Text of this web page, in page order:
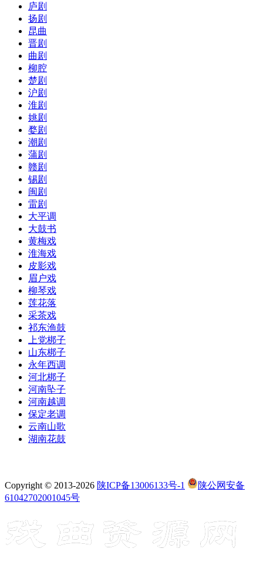
庐剧
扬剧
昆曲
晋剧
曲剧
柳腔
楚剧
沪剧
淮剧
姚剧
婺剧
潮剧
蒲剧
赣剧
锡剧
闽剧
雷剧
大平调
大鼓书
黄梅戏
淮海戏
皮影戏
眉户戏
柳琴戏
莲花落
采茶戏
祁东渔鼓
上党梆子
山东梆子
永年西调
河北梆子
河南坠子
河南越调
保定老调
云南山歌
湖南花鼓
Copyright © 2013-2026 陕ICP备13006133号-1
陕公网安备
61042702001045号